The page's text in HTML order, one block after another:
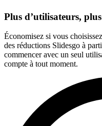
Plus d’utilisateurs,
Économisez si vous
des réductions Slidesgo à
commencer avec un seul
compte à tout moment.